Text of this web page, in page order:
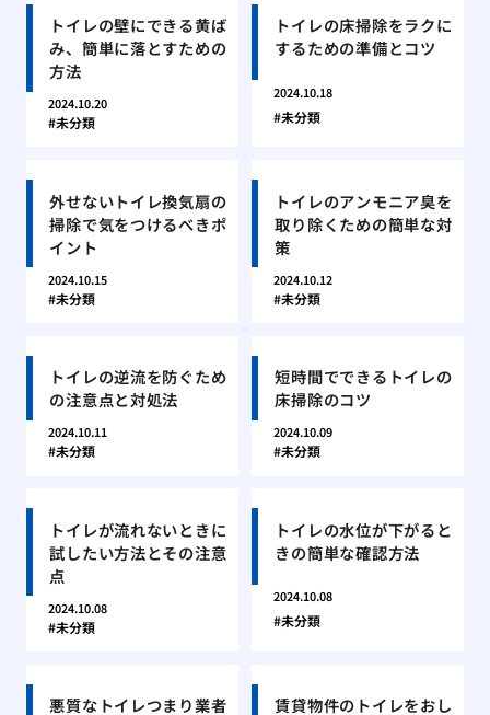
トイレの壁にできる黄ば
み、簡単に落とすための
方法
2024.10.20
未分類
トイレの床掃除をラクに
するための準備とコツ
2024.10.18
未分類
外せないトイレ換気扇の
掃除で気をつけるべきポ
イント
2024.10.15
未分類
トイレのアンモニア臭を
取り除くための簡単な対
策
2024.10.12
未分類
トイレの逆流を防ぐため
の注意点と対処法
2024.10.11
未分類
短時間でできるトイレの
床掃除のコツ
2024.10.09
未分類
トイレが流れないときに
試したい方法とその注意
点
2024.10.08
未分類
トイレの水位が下がると
きの簡単な確認方法
2024.10.08
未分類
悪質なトイレつまり業者 賃貸物件のトイレをおし